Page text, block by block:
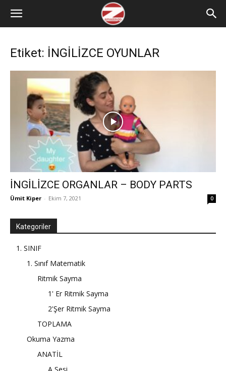
Etiket: İNGİLİZCE OYUNLAR
İNGİLİZCE ORGANLAR – BODY PARTS
Ümit Kiper - Ekim 7, 2021 0
Kategoriler
1. SINIF
1. Sınıf Matematik
Ritmik Sayma
1' Er Ritmik Sayma
2'Şer Ritmik Sayma
TOPLAMA
Okuma Yazma
ANATİL